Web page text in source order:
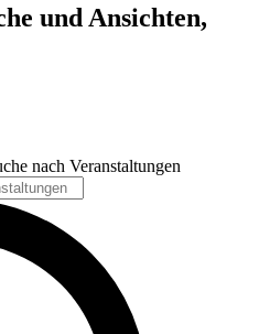
und Ansichten,
nach Veranstaltungen